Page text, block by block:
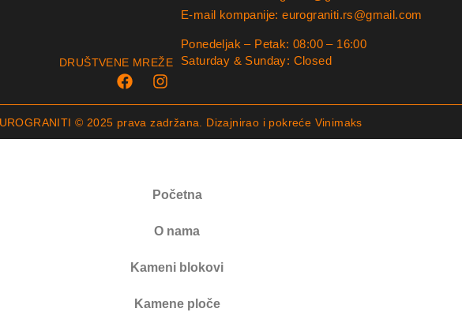
DRUŠTVENE MREŽE
E-mail kompanije: eurograniti.rs@gmail.com
Ponedeljak – Petak: 08:00 – 16:00
Saturday & Sunday: Closed
© 2025 prava zadržana. Dizajnirao i pokreće Vinimaks
Početna
O nama
Kameni blokovi
Kamene ploče